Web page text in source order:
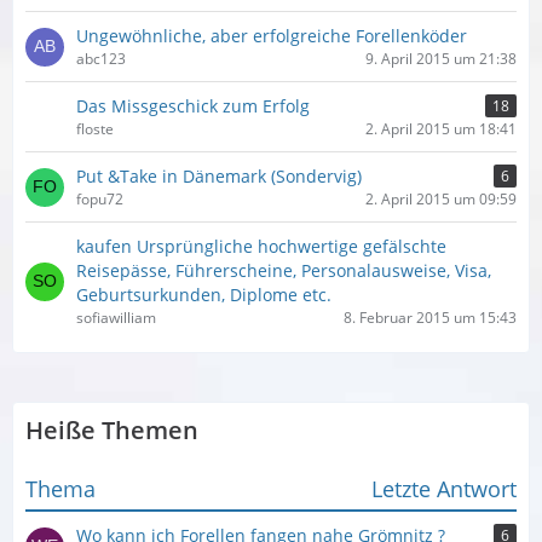
Ungewöhnliche, aber erfolgreiche Forellenköder
abc123 9. April 2015 um 21:38
Das Missgeschick zum Erfolg
18
floste
2. April 2015 um 18:41
Put &Take in Dänemark (Sondervig)
6
fopu72
2. April 2015 um 09:59
kaufen Ursprüngliche hochwertige gefälschte
Reisepässe, Führerscheine, Personalausweise, Visa,
Geburtsurkunden, Diplome etc.
sofiawilliam 8. Februar 2015 um 15:43
Heiße Themen
Thema Letzte Antwort
Wo kann ich Forellen fangen nahe Grömnitz ? 6